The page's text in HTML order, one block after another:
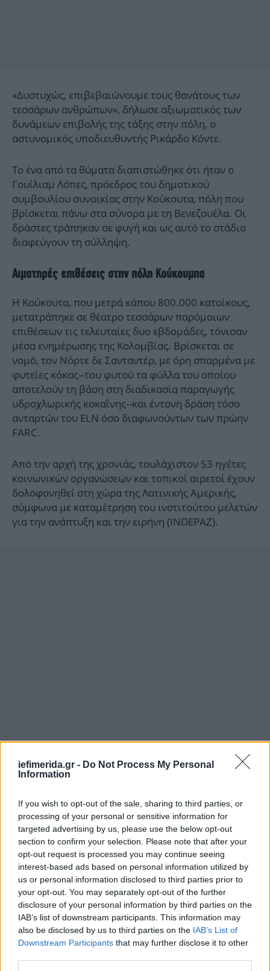
iefimerida.gr - Do Not Process My Personal
Information
If you wish to opt-out of the sale, sharing to third parties, or
processing of your personal or sensitive information for
targeted advertising by us, please use the below opt-out
section to confirm your selection. Please note that after your
opt-out request is processed you may continue seeing
interest-based ads based on personal information utilized by
us or personal information disclosed to third parties prior to
your opt-out. You may separately opt-out of the further
disclosure of your personal information by third parties on the
IAB’s list of downstream participants. This information may
also be disclosed by us to third parties on the IAB’s List of
Downstream Participants that may further disclose it to other
«Δυστυχώς, επιβεβαιώνουμε τους θανάτους των
τεσσάρων ανθρώπων», δήλωσε αξιωματικός των
δυνάμεων επιβολής της τάξης στην πόλη, ο
αστυνομικός υποδιευθυντής Ρικάρδο Κόντε.
Το ένα από τα θύματα διαπιστώθηκε ότι ήταν ο
Γουίλιαμ Λόπες, πρόεδρος του δημοτικού
συμβουλίου συνοικίας στην Κούκουτα, πόλη που
βρίσκεται πάνω στα σύνορα με τη Βενεζουέλα. Οι
δράστες τράπηκαν σε φυγή και ως αυτό το στάδιο
διαφεύγουν τη σύλληψη.
Αιματηρές επιθέσεις στην πόλη Κούκουμπα
Η Κούκουτα, που μετρά κάπου 800.000 κατοίκους,
μετατράπηκε σε θέατρο τεσσάρων παρόμοιων
επιθέσεων τις τελευταίες δυο εβδομάδες, τόνισαν
μέσα ενημέρωσης της Κολομβίας. Βρίσκεται σε
νομό, τον Νόρτε δε Σανταντέρ, με όρη σπαρμένα με
φυτείες κόκας--του φυτού τα φύλλα του οποίου
αποτελούν τη βάση στη διαδικασία παραγωγής
υδροχλωρικής κοκαΐνης--και έντονη δράση τόσο
ανταρτών του ELN όσο διαφωνούντων των πρώην
FARC.
Από την αρχή της χρονιάς, τουλάχιστον 53 ηγέτες
κοινωνικών οργανώσεων και τοπικοί αιρετοί έχουν
δολοφονηθεί στη χώρα της Λατινικής Αμερικής,
σύμφωνα με καταμέτρηση του ινστιτούτου μελετών
για την ανάπτυξη και την ειρήνη (INDEPAZ).